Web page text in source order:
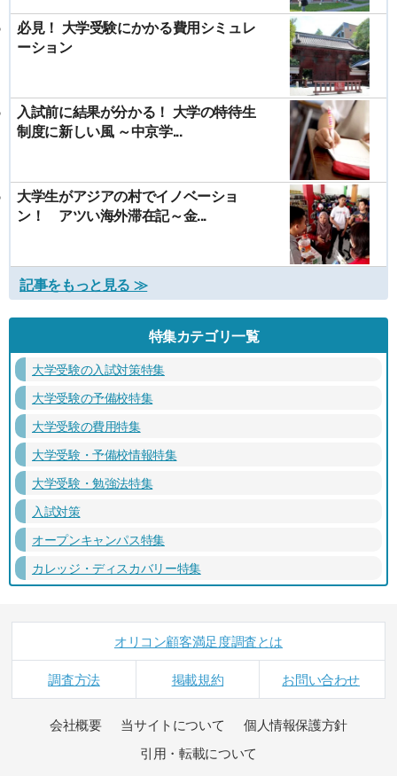
必見！ 大学受験にかかる費用シミュレ
ーション
入試前に結果が分かる！ 大学の特待生
制度に新しい風 ～中京学...
大学生がアジアの村でイノベーショ
ン！ アツい海外滞在記～金...
記事をもっと見る ≫
特集カテゴリ一覧
大学受験の入試対策特集
大学受験の予備校特集
大学受験の費用特集
大学受験・予備校情報特集
大学受験・勉強法特集
入試対策
オープンキャンパス特集
カレッジ・ディスカバリー特集
オリコン顧客満足度調査とは
調査方法 掲載規約 お問い合わせ
会社概要 当サイトについて
個人情報保護方針
引用・転載について